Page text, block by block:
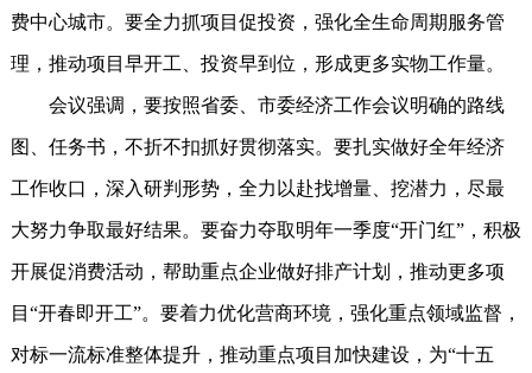
费中心城市。要全力抓项目促投资，强化全生命周期服务管
理，推动项目早开工、投资早到位，形成更多实物工作量。
会议强调，要按照省委、市委经济工作会议明确的路线
图、任务书，不折不扣抓好贯彻落实。要扎实做好全年经济
工作收口，深入研判形势，全力以赴找增量、挖潜力，尽最
大努力争取最好结果。要奋力夺取明年一季度“开门红”，积极
开展促消费活动，帮助重点企业做好排产计划，推动更多项
目“开春即开工”。要着力优化营商环境，强化重点领域监督，
对标一流标准整体提升，推动重点项目加快建设，为“十五